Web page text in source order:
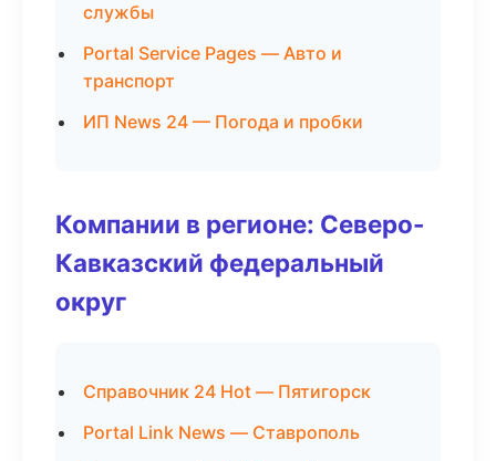
службы
Portal Service Pages — Авто и
транспорт
ИП News 24 — Погода и пробки
Компании в регионе: Северо-
Кавказский федеральный
округ
Справочник 24 Hot — Пятигорск
Portal Link News — Ставрополь